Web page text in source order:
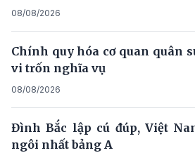
08/08/2026
Chính quy hóa cơ quan quân
vi trốn nghĩa vụ
08/08/2026
Đình Bắc lập cú đúp, Việt
ngôi nhất bảng A